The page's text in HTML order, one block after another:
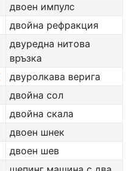
двоен импулс
двойна рефракция
двуредна нитова
връзка
двуролкава верига
двойна сол
двойна скала
двоен шнек
двоен шев